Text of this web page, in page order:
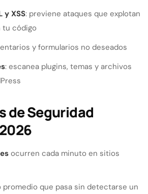
y XSS: previene ataques que explotan
tu código
y formularios no deseados
: escanea plugins, temas y archivos
de Seguridad
ocurren cada minuto en sitios
promedio que pasa sin detectarse un